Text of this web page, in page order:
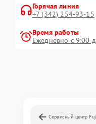
Горячая линия
+7 (342) 254-93-15
Время работы
Ежедневно с 9:00
Сервисный центр